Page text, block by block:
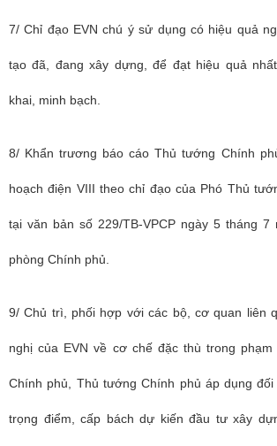
7/ Chỉ đạo EVN chú ý sử dụng có hiệu quả
tạo đã, đang xây dựng, để đạt hiệu quả
khai, minh bạch.
8/ Khẩn trương báo cáo Thủ tướng Chính
hoạch điện VIII theo chỉ đạo của Phó Thủ
tại văn bản số 229/TB-VPCP ngày 5 tháng 7
phòng Chính phủ.
9/ Chủ trì, phối hợp với các bộ, cơ quan liên
nghị của EVN về cơ chế đặc thù trong
Chính phủ, Thủ tướng Chính phủ áp dụng
trọng điểm, cấp bách dự kiến đầu tư xây